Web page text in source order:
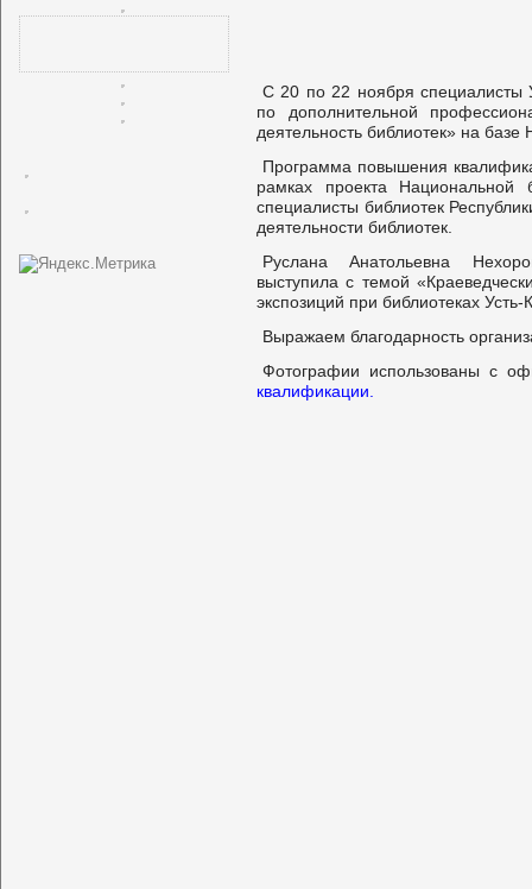
С 20 по 22 ноября специалисты
по дополнительной
деятельность библиотек» на
Программа повышения
рамках проекта Национальной
специалисты библиотек
деятельности библиотек.
Руслана Анатольевна
выступила с темой
экспозиций при библиотеках
Выражаем благодарность
Фотографии использованы с
квалификации.